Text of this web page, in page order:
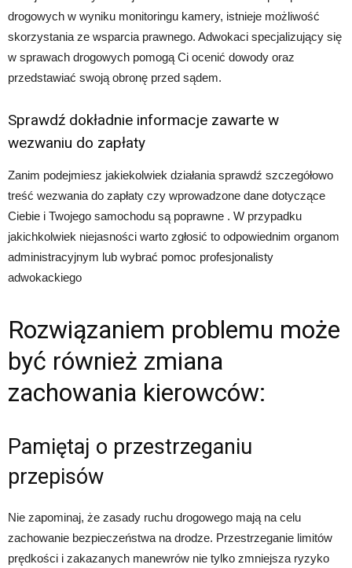
drogowych w wyniku monitoringu kamery, istnieje możliwość
skorzystania ze wsparcia prawnego. Adwokaci specjalizujący się
w sprawach drogowych pomogą Ci ocenić dowody oraz
przedstawiać swoją obronę przed sądem.
Sprawdź dokładnie informacje zawarte w
wezwaniu do zapłaty
Zanim podejmiesz jakiekolwiek działania sprawdź szczegółowo
treść wezwania do zapłaty czy wprowadzone dane dotyczące
Ciebie i Twojego samochodu są poprawne . W przypadku
jakichkolwiek niejasności warto zgłosić to odpowiednim organom
administracyjnym lub wybrać pomoc profesjonalisty
adwokackiego
Rozwiązaniem problemu może
być również zmiana
zachowania kierowców:
Pamiętaj o przestrzeganiu
przepisów
Nie zapominaj, że zasady ruchu drogowego mają na celu
zachowanie bezpieczeństwa na drodze. Przestrzeganie limitów
prędkości i zakazanych manewrów nie tylko zmniejsza ryzyko